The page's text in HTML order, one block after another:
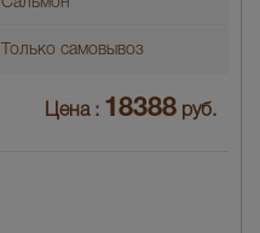
Только самовывоз
Цена : 18388 руб.